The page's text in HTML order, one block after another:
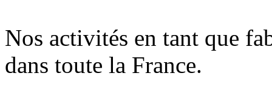
Nos activités en tant que
dans toute la France.